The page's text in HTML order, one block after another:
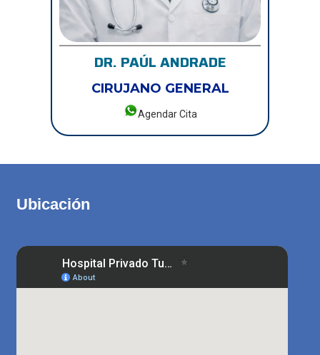
DR. PAÚL ANDRADE
CIRUJANO GENERAL
Agendar Cita
Ubicación